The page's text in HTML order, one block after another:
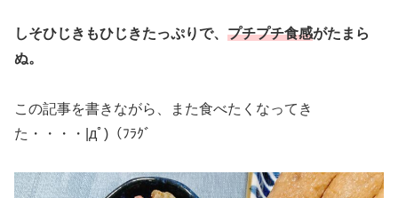
しそひじきもひじきたっぷりで、 プチプチ食感がたまら
ぬ。
この記事を書きながら、また食べたくなってき
た・・・・|дﾟ)（ﾌﾗｸﾞ